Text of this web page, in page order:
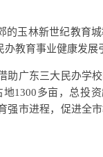
玉林新世纪教育
教育事业健康发展
助广东三大民办学
1300多亩，总投
市进程，促进全